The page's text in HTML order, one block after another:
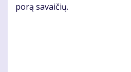
porą savaičių.